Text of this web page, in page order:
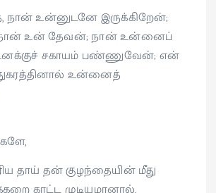
நான் உன்னுடனே இருக்கிறேன்;
நான் உன் தேவன்; நான் உன்னைப்
உனக்குச் சகாயம் பண்ணுவேன்; என்
உன்னைத்
தாய் தன் குழந்தையின் மீது